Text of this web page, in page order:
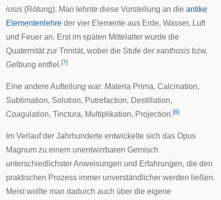
iosis (Rötung). Man lehnte diese Vorstellung an die antike
Elementenlehre der vier Elemente aus Erde, Wasser, Luft
und Feuer an. Erst im späten Mittelalter wurde die
Quaternität zur Trinität, wobei die Stufe der xanthosis bzw.
Gelbung entfiel. [7]
Eine andere Aufteilung war: Materia Prima, Calcination,
Sublimation, Solution, Putrefaction, Destillation,
Coagulation, Tinctura, Multiplikation, Projection. [8]
Im Verlauf der Jahrhunderte entwickelte sich das Opus
Magnum zu einem unentwirrbaren Gemisch
unterschiedlichster Anweisungen und Erfahrungen, die den
praktischen Prozess immer unverständlicher werden ließen.
Meist wollte man dadurch auch über die eigene